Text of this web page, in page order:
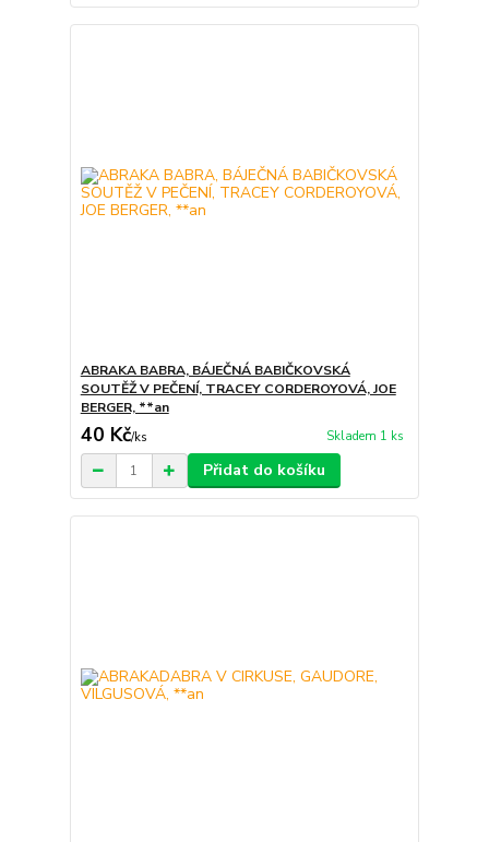
ABRAKA BABRA, BÁJEČNÁ BABIČKOVSKÁ
SOUTĚŽ V PEČENÍ, TRACEY CORDEROYOVÁ, JOE
BERGER, **an
40 Kč/ks Skladem 1 ks
Přidat do košíku